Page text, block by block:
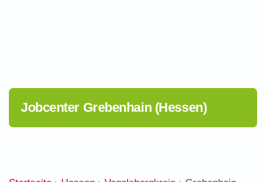
Jobcenter Grebenhain (Hessen)